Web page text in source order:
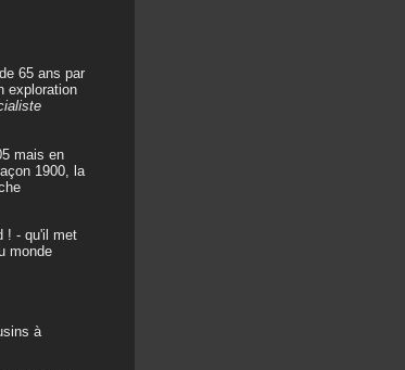
65 ans par
exploration
mais en
1900, la
! - qu'il met
monde
à